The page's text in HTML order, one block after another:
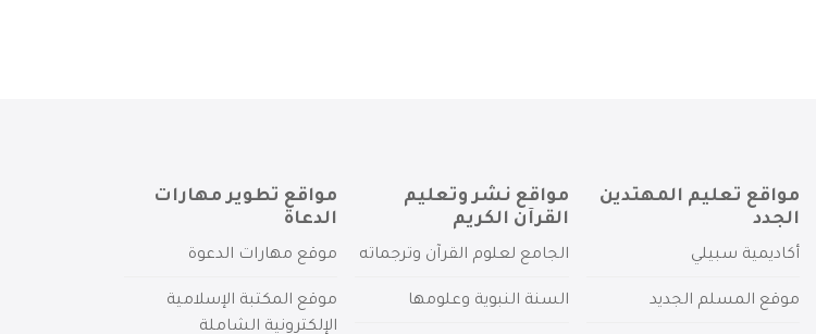
مواقع تعليم المهتدين
الجدد
أكاديمية سبيلي
موقع المسلم الجديد
مواقع نشر وتعليم
القرآن الكريم
الجامع لعلوم القرآن وترجماته
السنة النبوية وعلومها
مواقع تطوير مهارات
الدعاة
موقع مهارات الدعوة
موقع المكتبة الإسلامية
الإلكترونية الشاملة